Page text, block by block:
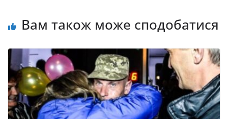
Вам також може сподобатися